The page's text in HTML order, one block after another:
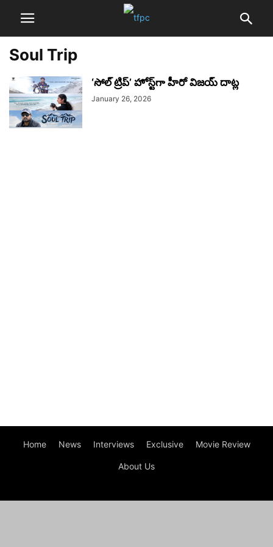
Soul Trip
‘సోల్ ట్రిప్’ హోస్ట్‌గా హీరో విజ‌య్ దాట్ల
January 26, 2026
Home News Interviews Exclusive Movie Review
About Us